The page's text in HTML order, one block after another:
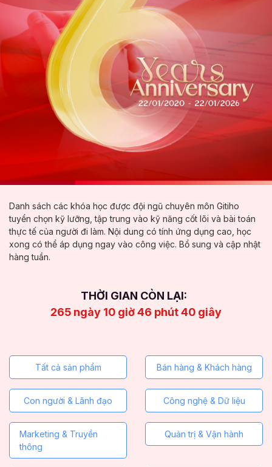
Danh sách các khóa học được đội ngũ chuyên môn Gitiho
tuyển chọn kỹ lưỡng, tập trung vào kỹ năng cốt lõi và bài toán
thực tế của người đi làm. Nội dung có tính ứng dụng cao, học
xong có thể áp dụng ngay vào công việc. Bổ sung và cập nhật
hàng tuần.
THỜI GIAN CÒN LẠI:
265 ngày 10 giờ46 phút38 giây
Tất cả sản phẩm Bán hàng & Khách hàng
Con người & Lãnh đạo Công nghệ & Dữ liệu
Marketing & Truyền
thông
Quản trị & Vận hành